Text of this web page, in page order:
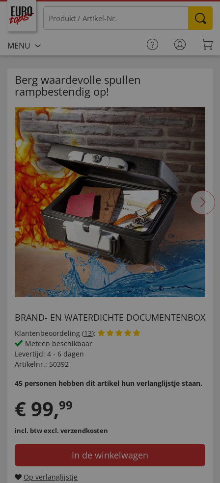
MENU
Berg waardevolle spullen
rampbestendig op!
BRAND- EN WATERDICHTE DOCUMENTENBOX
Klantenbeoordeling (13):
Meteen beschikbaar
Levertijd: 4 - 6 dagen
Artikelnr.: 50392
45 personen hebben dit artikel hun verlanglijstje staan.
€ 99,99
incl. btwexcl. verzendkosten
In de winkelwagen
Op verlanglijstje